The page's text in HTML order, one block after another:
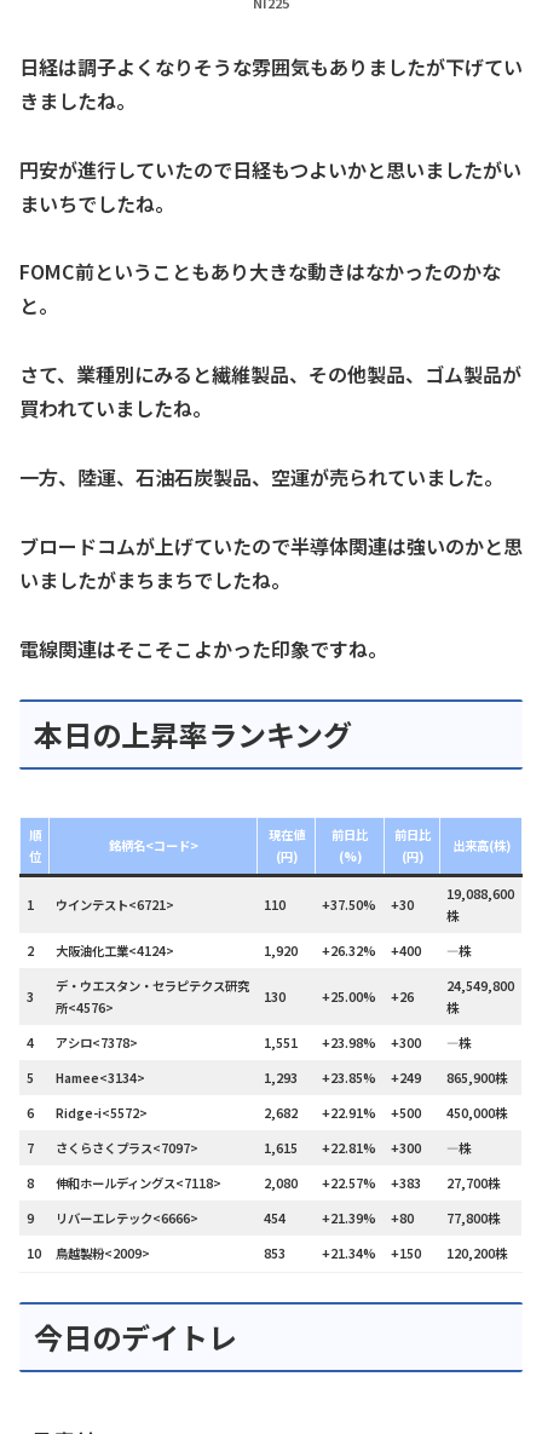
日経は調子よくなりそうな雰囲気もありましたが下げてい
きましたね。
円安が進行していたので日経もつよいかと思いましたがい
まいちでしたね。
FOMC前ということもあり大きな動きはなかったのかな
と。
さて、業種別にみると繊維製品、その他製品、ゴム製品が
買われていましたね。
一方、陸運、石油石炭製品、空運が売られていました。
ブロードコムが上げていたので半導体関連は強いのかと思
いましたがまちまちでしたね。
電線関連はそこそこよかった印象ですね。
本日の上昇率ランキング
順
位
銘柄名<コード>
現在値
(円)
前日比
(%)
前日比
(円)
出来高(株)
1 ウインテスト<6721> 110 +37.50% +30
19,088,600
株
2
大阪油化工業<4124> 1,920 +26.32% +400 —株
3
デ・ウエスタン・セラピテクス研究
所<4576>
130 +25.00% +26
24,549,800
株
4
アシロ<7378> 1,551 +23.98% +300
—株
5
Hamee<3134> 1,293 +23.85% +249
865,900株
6
Ridge-i<5572> 2,682 +22.91% +500
450,000株
7
さくらさくプラス<7097> 1,615 +22.81% +300
—株
8
伸和ホールディングス<7118> 2,080 +22.57% +383
27,700株
9
リバーエレテック<6666> 454 +21.39% +80
77,800株
10
鳥越製粉<2009> 853 +21.34% +150 120,200株
今日のデイトレ